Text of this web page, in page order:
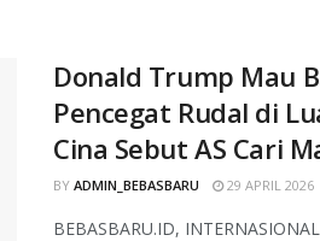
Donald Trump Mau
Pencegat Rudal di
Cina Sebut AS Cari
BY ADMIN_BEBASBARU 29 APRIL 2026
BEBASBARU.ID,